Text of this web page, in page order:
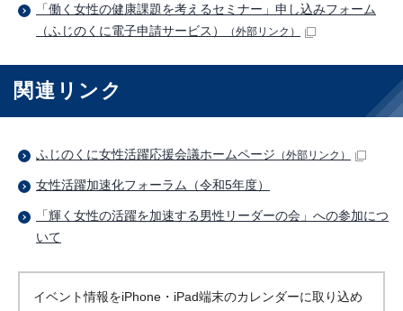
「働く女性の健康課題を考えるセミナー」申し込みフォーム
（ふじのくに電子申請サービス）
（外部リンク）
関連リンク
ふじのくに女性活躍応援会議ホームページ （外部リンク）
女性活躍加速化フォーラム（令和5年度）
「輝く女性の活躍を加速する男性リーダーの会」への参加につ
いて
イベント情報をiPhone・iPad端末のカレンダーに取り込め